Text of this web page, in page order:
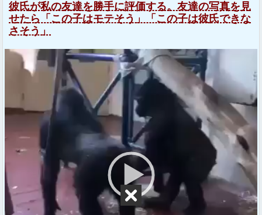
彼氏が私の友達を勝手に評価する。友達の写真を見
せたら「この子はモテそう」「この子は彼氏できな
さそう」